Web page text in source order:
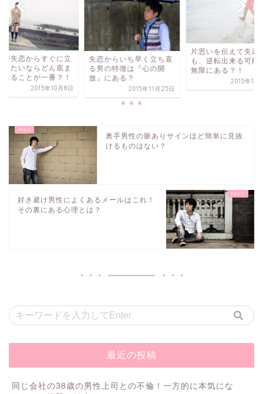
が失恋からすぐに立
りたいならどん底ま
ちることが一番？！
2015年10月8日
失恋からいち早く立ち直
る男の特徴は『心の開
放』にある？
2015年11月25日
片思いを伝えて失恋
も、逆転出来る可能
無限にある？！
2015年10
奥手男性の脈ありサインほど簡単に見抜
けるものはない？
好き避け男性によくあるメールはこれ！
その裏にある心理とは？
最近の投稿
同じ会社の38歳の男性上司との不倫！一方的に本気にな